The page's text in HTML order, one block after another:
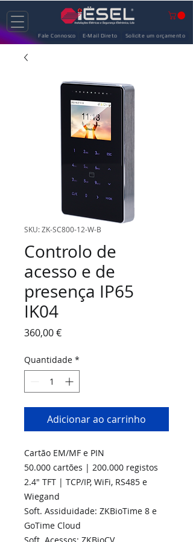
Fale Connosco E-Mail Direto Solicite um orçamento
SKU: ZK-SC800-12-W-B
Controlo de
acesso e de
presença IP65
IK04
360,00 €Preço
Quantidade *
Adicionar ao carrinho
Cartão EM/MF e PIN
50.000 cartões | 200.000 registos
2.4" TFT | TCP/IP, WiFi, RS485 e
Wiegand
Soft. Assiduidade: ZKBioTime 8 e
GoTime Cloud
Soft. Acessos: ZKBioCV